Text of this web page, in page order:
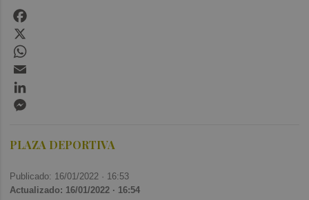
PLAZA DEPORTIVA
Publicado: 16/01/2022 · 16:53
Actualizado: 16/01/2022 · 16:54